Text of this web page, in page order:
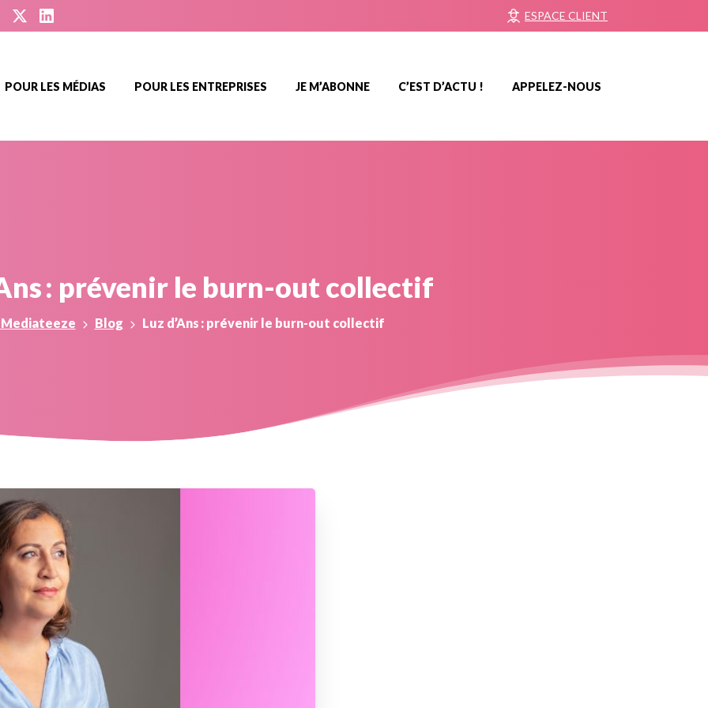
ESPACE CLIENT
POUR LES MÉDIAS POUR LES ENTREPRISES JE M’ABONNE C’EST D’ACTU ! APPELEZ-NOUS
: prévenir le burn-outcollectif
Blog Luz d’Ans : prévenir le burn-out collectif